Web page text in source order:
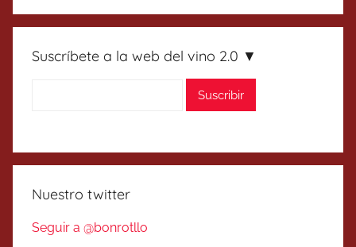
Suscríbete a la web del vino 2.0 ▼
Nuestro twitter
Seguir a @bonrotllo